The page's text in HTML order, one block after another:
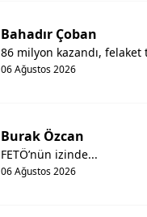
Bahadır Çoban
06 Ağustos 2026
86 milyon kazandı, felaket
Burak Özcan
06 Ağustos 2026
FETÖ’nün izinde...